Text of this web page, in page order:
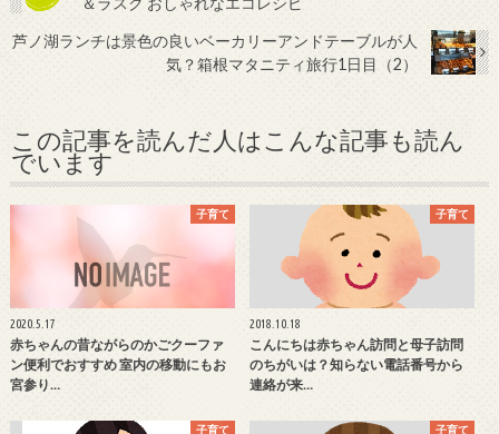
芦ノ湖ランチは景色の良いベーカリーアンドテーブルが人
気？箱根マタニティ旅行1日目（2）
この記事を読んだ人はこんな記事も読ん
でいます
子育て
2020.5.17
赤ちゃんの昔ながらのかごクーファ
ン便利でおすすめ 室内の移動にもお
宮参り…
子育て
2018.10.18
こんにちは赤ちゃん訪問と母子訪問
のちがいは？知らない電話番号から
連絡が来…
子育て 子育て